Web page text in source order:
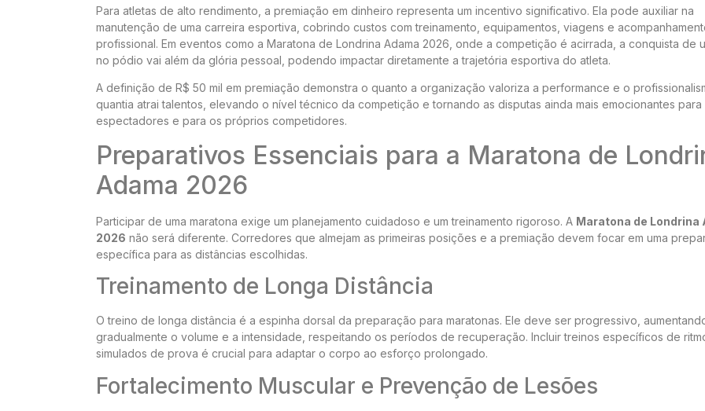
Para atletas de alto rendimento, a premiação em dinheiro representa um incentivo significativo. Ela pode auxiliar na
manutenção de uma carreira esportiva, cobrindo custos com treinamento, equipamentos, viagens e
profissional. Em eventos como a Maratona de Londrina Adama 2026, onde a competição é acirrada, a conquista de
no pódio vai além da glória pessoal, podendo impactar diretamente a trajetória esportiva do atleta.
A definição de R$ 50 mil em premiação demonstra o quanto a organização valoriza a performance e o
quantia atrai talentos, elevando o nível técnico da competição e tornando as disputas ainda mais emocionantes para
espectadores e para os próprios competidores.
Preparativos Essenciais para a Maratona de
Adama 2026
Participar de uma maratona exige um planejamento cuidadoso e um treinamento rigoroso. A Maratona de Londrina
2026 não será diferente. Corredores que almejam as primeiras posições e a premiação devem focar em uma
específica para as distâncias escolhidas.
Treinamento de Longa Distância
O treino de longa distância é a espinha dorsal da preparação para maratonas. Ele deve ser progressivo,
gradualmente o volume e a intensidade, respeitando os períodos de recuperação. Incluir treinos específicos de
simulados de prova é crucial para adaptar o corpo ao esforço prolongado.
Fortalecimento Muscular e Prevenção de Lesões